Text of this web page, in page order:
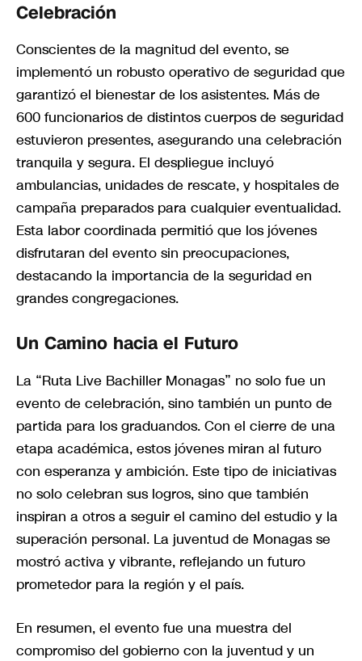
Celebración
Conscientes de la magnitud del evento, se
implementó un robusto operativo de seguridad que
garantizó el bienestar de los asistentes. Más de
600 funcionarios de distintos cuerpos de seguridad
estuvieron presentes, asegurando una celebración
tranquila y segura. El despliegue incluyó
ambulancias, unidades de rescate, y hospitales de
campaña preparados para cualquier eventualidad.
Esta labor coordinada permitió que los jóvenes
disfrutaran del evento sin preocupaciones,
destacando la importancia de la seguridad en
grandes congregaciones.
Un Camino hacia el Futuro
La “Ruta Live Bachiller Monagas” no solo fue un
evento de celebración, sino también un punto de
partida para los graduandos. Con el cierre de una
etapa académica, estos jóvenes miran al futuro
con esperanza y ambición. Este tipo de iniciativas
no solo celebran sus logros, sino que también
inspiran a otros a seguir el camino del estudio y la
superación personal. La juventud de Monagas se
mostró activa y vibrante, reflejando un futuro
prometedor para la región y el país.
En resumen, el evento fue una muestra del
compromiso del gobierno con la juventud y un